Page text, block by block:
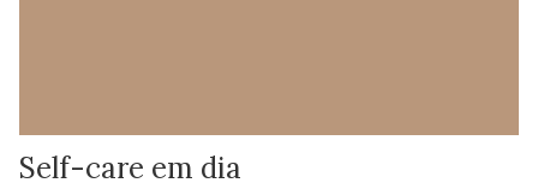
Self-care em dia